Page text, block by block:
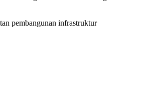
pembangunan infrastruktur